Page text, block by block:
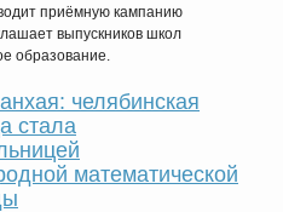
приёмную кампанию
выпускников школ
образование.
челябинская
стала
математической